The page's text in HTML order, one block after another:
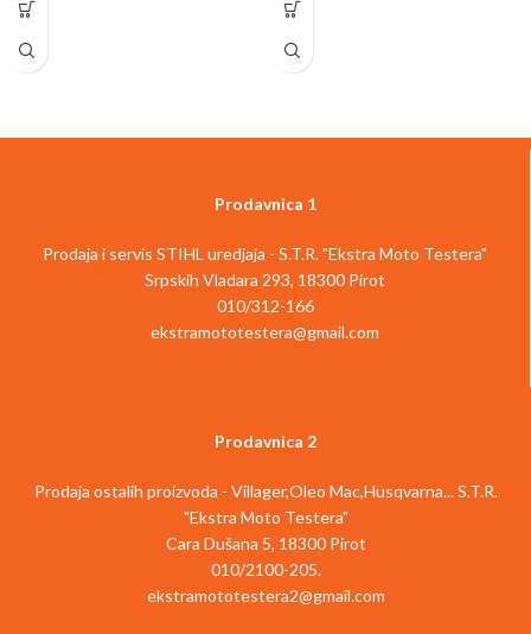
GLAČANJE
VODILICE
testere može bit prouzrokovano
nastupi tokom skladištenja i transporta.
garantuje da čak i neiskusni korisnici
precizno da glačaju vodilicu.
Ravna turpija (100 mm x 22 mm) je
ergonomičnom
da održavate vašu
garantujetedug korisni vek.
rezervu.
Prodavnica 1
Prodaja i servis STIHL uredjaja - S.T.R. "Ekstra Moto Testera"
Srpskih Vladara 293, 18300 Pirot
010/312-166
ekstramototestera@gmail.com
Prodavnica 2
Prodaja ostalih proizvoda - Villager,Oleo Mac,Husqvarna... S.T.R.
"Ekstra Moto Testera"
Cara Dušana 5, 18300 Pirot
010/2100-205.
ekstramototestera2@gmail.com